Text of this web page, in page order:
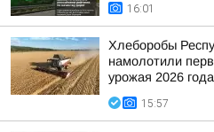
16:01
Хлеборобы
намолотили
урожая 2026
15:57